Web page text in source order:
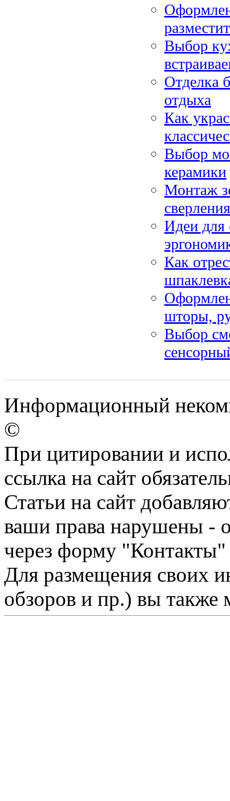
Выбор
Отделка
отдыха
Как
Выбор
керамики
Монтаж
Идеи для
Как
шторы,
Выбор
Информационный
©
При цитировании и
ссылка на сайт
Статьи на сайт
ваши права нарушены -
через форму "Контакты"
Для размещения своих
обзоров и пр.) вы также